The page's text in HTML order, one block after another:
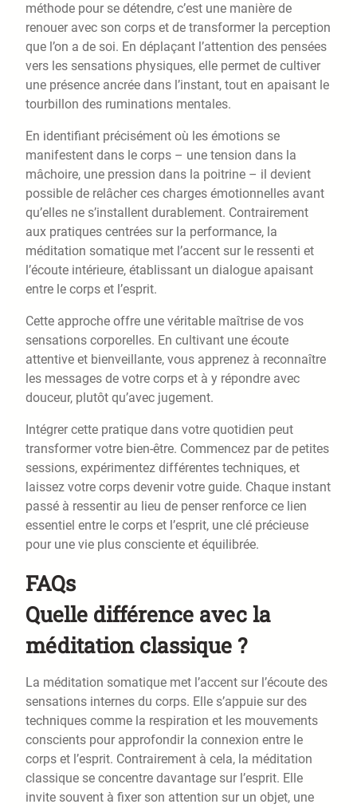
méthode pour se détendre, c’est une manière de
renouer avec son corps et de transformer la perception
que l’on a de soi. En déplaçant l’attention des pensées
vers les sensations physiques, elle permet de cultiver
une présence ancrée dans l’instant, tout en apaisant le
tourbillon des ruminations mentales.
En identifiant précisément où les émotions se
manifestent dans le corps – une tension dans la
mâchoire, une pression dans la poitrine – il devient
possible de relâcher ces charges émotionnelles avant
qu’elles ne s’installent durablement. Contrairement
aux pratiques centrées sur la performance, la
méditation somatique met l’accent sur le ressenti et
l’écoute intérieure, établissant un dialogue apaisant
entre le corps et l’esprit.
Cette approche offre une véritable maîtrise de vos
sensations corporelles. En cultivant une écoute
attentive et bienveillante, vous apprenez à reconnaître
les messages de votre corps et à y répondre avec
douceur, plutôt qu’avec jugement.
Intégrer cette pratique dans votre quotidien peut
transformer votre bien-être. Commencez par de petites
sessions, expérimentez différentes techniques, et
laissez votre corps devenir votre guide. Chaque instant
passé à ressentir au lieu de penser renforce ce lien
essentiel entre le corps et l’esprit, une clé précieuse
pour une vie plus consciente et équilibrée.
FAQs
Quelle différence avec la
méditation classique ?
La méditation somatique met l’accent sur l’écoute des
sensations internes du corps. Elle s’appuie sur des
techniques comme la respiration et les mouvements
conscients pour approfondir la connexion entre le
corps et l’esprit. Contrairement à cela, la méditation
classique se concentre davantage sur l’esprit. Elle
invite souvent à fixer son attention sur un objet, une